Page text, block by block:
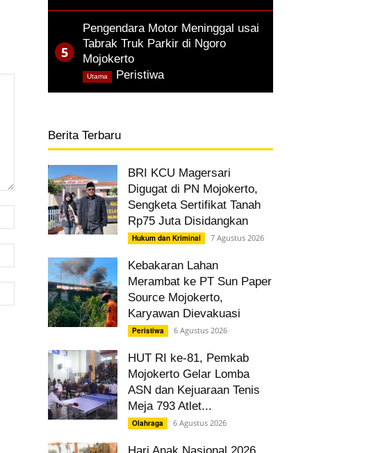
Pengendara Motor Meninggal usai
Tabrak Truk Parkir di Ngoro
Mojokerto
Peristiwa,
Utama
Berita Terbaru
BRI KCU Magersari
Digugat di PN Mojokerto,
Sengketa Sertifikat Tanah
Rp75 Juta Disidangkan
Hukum dan Kriminal 7 Agustus 2026
Kebakaran Lahan
Merambat ke PT Sun Paper
Source Mojokerto,
Karyawan Dievakuasi
Peristiwa 6 Agustus 2026
HUT RI ke-81, Pemkab
Mojokerto Gelar Lomba
ASN dan Kejuaraan Tenis
Meja 793 Atlet...
Olahraga 6 Agustus 2026